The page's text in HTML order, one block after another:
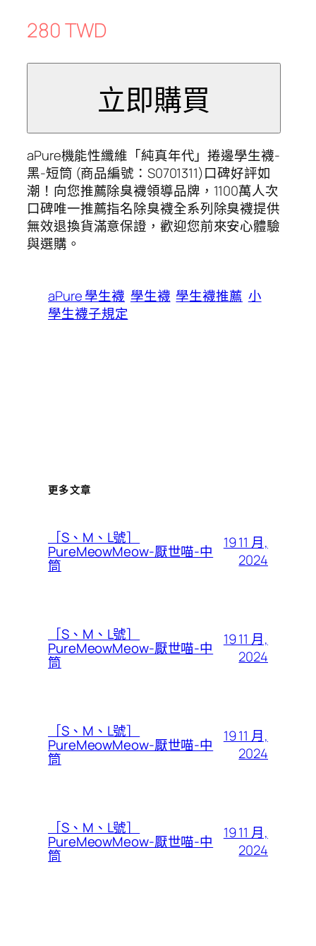
280 TWD
aPure機能性纖維「純真年代」捲邊學生襪-
黑-短筒 (商品編號：S0701311)口碑好評如
潮！向您推薦除臭襪領導品牌，1100萬人次
口碑唯一推薦指名除臭襪全系列除臭襪提供
無效退換貨滿意保證，歡迎您前來安心體驗
與選購。
aPure 學生襪 學生襪 學生襪推薦 小
學生襪子規定
更多文章
［S、M、L號］
PureMeowMeow-厭世喵-中
筒
19 11 月,
2024
［S、M、L號］
PureMeowMeow-厭世喵-中
筒
19 11 月,
2024
［S、M、L號］
PureMeowMeow-厭世喵-中
筒
19 11 月,
2024
［S、M、L號］
PureMeowMeow-厭世喵-中
筒
19 11 月,
2024